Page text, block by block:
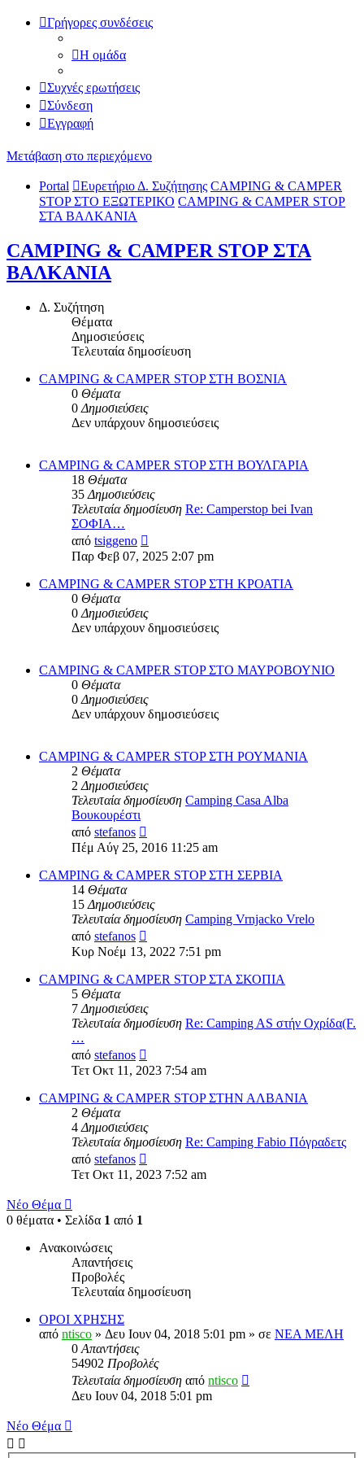
Γρήγορες συνδέσεις
Η ομάδα
Συχνές ερωτήσεις
Σύνδεση
Εγγραφή
Μετάβαση στο περιεχόμενο
Portal Ευρετήριο Δ. Συζήτησης CAMPING & CAMPER
STOP ΣΤΟ ΕΞΩΤΕΡΙΚΟ CAMPING & CAMPER STOP
ΣΤΑ ΒΑΛΚΑΝΙΑ
CAMPING & CAMPER STOP ΣΤΑ
ΒΑΛΚΑΝΙΑ
Δ. Συζήτηση
Θέματα
Δημοσιεύσεις
Τελευταία δημοσίευση
CAMPING & CAMPER STOP ΣΤΗ ΒΟΣΝΙΑ
0 Θέματα
0 Δημοσιεύσεις
Δεν υπάρχουν δημοσιεύσεις
CAMPING & CAMPER STOP ΣΤΗ ΒΟΥΛΓΑΡΙΑ
18 Θέματα
35 Δημοσιεύσεις
Τελευταία δημοσίευση Re: Camperstop bei Ivan
ΣΟΦΙΑ…
από tsiggeno
της
τελευταίας
δημοσίευσης
Παρ Φεβ 07, 2025 2:07 pm
CAMPING & CAMPER STOP ΣΤΗ ΚΡΟΑΤΙΑ
0 Θέματα
0 Δημοσιεύσεις
Δεν υπάρχουν δημοσιεύσεις
CAMPING & CAMPER STOP ΣΤΟ ΜΑΥΡΟΒΟΥΝΙΟ
0 Θέματα
0 Δημοσιεύσεις
Δεν υπάρχουν δημοσιεύσεις
CAMPING & CAMPER STOP ΣΤΗ ΡΟΥΜΑΝΙΑ
2 Θέματα
2 Δημοσιεύσεις
Τελευταία δημοσίευση Camping Casa Alba
Βουκουρέστι
από stefanos
της
δημοσίευσης
Πέμ Αύγ 25, 2016 11:25 am
CAMPING & CAMPER STOP ΣΤΗ ΣΕΡΒΙΑ
14 Θέματα
15 Δημοσιεύσεις
Τελευταία δημοσίευση Camping Vrnjacko Vrelo
από stefanos
της
δημοσίευσης
Κυρ Νοέμ 13, 2022 7:51 pm
CAMPING & CAMPER STOP ΣΤΑ ΣΚΟΠΙΑ
5 Θέματα
7 Δημοσιεύσεις
Τελευταία δημοσίευση Re: Camping AS στήν Οχρίδα(F.
…
από stefanos
της
δημοσίευσης
Τετ Οκτ 11, 2023 7:54 am
CAMPING & CAMPER STOP ΣΤΗΝ ΑΛΒΑΝΙΑ
2 Θέματα
4 Δημοσιεύσεις
Τελευταία δημοσίευση Re: Camping Fabio Πόγραδετς
από stefanos
της
Τετ Οκτ 11, 2023 7:52 am
Νέο Θέμα
0 θέματα • Σελίδα 1 από 1
Ανακοινώσεις
Απαντήσεις
Προβολές
Τελευταία δημοσίευση
ΟΡΟΙ ΧΡΗΣΗΣ
από ntisco » Δευ Ιουν 04, 2018 5:01 pm » σε ΝΕΑ ΜΕΛΗ
0 Απαντήσεις
54902 Προβολές
Τελευταία δημοσίευση από ntisco
Δευ Ιουν 04, 2018 5:01 pm
Νέο Θέμα